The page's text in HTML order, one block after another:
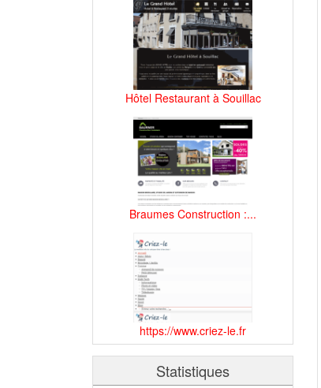
Hôtel Restaurant à Souillac
Braumes Construction :...
https://www.criez-le.fr
Statistiques